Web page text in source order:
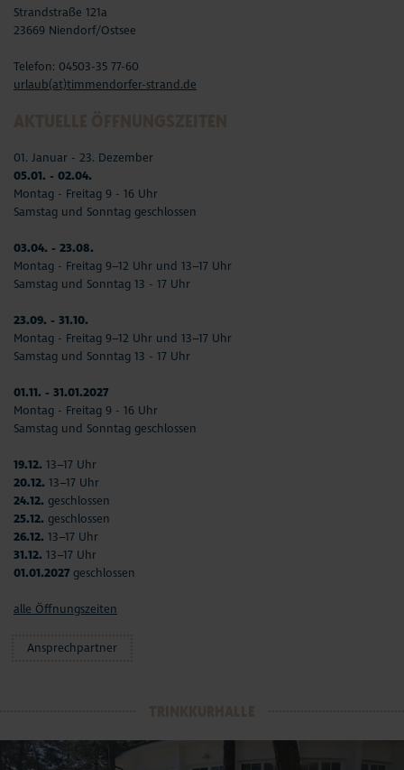
Strandstraße 121a
23669 Niendorf/Ostsee
Telefon: 04503-35 77-60
urlaub(at)timmendorfer-strand.de
01. Januar - 23. Dezember
05.01. - 02.04.
Montag - Freitag 9 - 16 Uhr
Samstag und Sonntag geschlossen
03.04. - 23.08.
Montag - Freitag 9–12 Uhr und 13–17 Uhr
Samstag und Sonntag 13 - 17 Uhr
23.09. - 31.10.
Montag - Freitag 9–12 Uhr und 13–17 Uhr
Samstag und Sonntag 13 - 17 Uhr
01.11. - 31.01.2027
Montag - Freitag 9 - 16 Uhr
Samstag und Sonntag geschlossen
19.12. 13–17 Uhr
20.12. 13–17 Uhr
24.12. geschlossen
25.12. geschlossen
26.12. 13–17 Uhr
31.12. 13–17 Uhr
01.01.2027 geschlossen
alle Öffnungszeiten
Ansprechpartner